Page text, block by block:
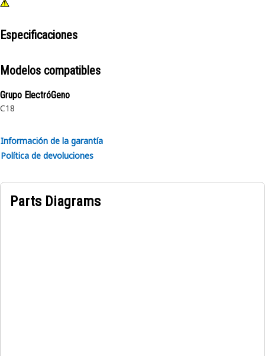
Especificaciones
Modelos compatibles
Grupo ElectróGeno
C18
Información de la garantía
Política de devoluciones
Parts Diagrams